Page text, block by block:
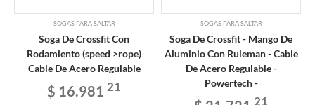
SOGAS PARA SALTAR
Soga De Crossfit Con
Rodamiento (speed >rope)
Cable De Acero Regulable
$ 16.981 21
SOGAS PARA SALTAR
Soga De Crossfit - Mango De
Aluminio Con Ruleman - Cable
De Acero Regulable -
Powertech -
21